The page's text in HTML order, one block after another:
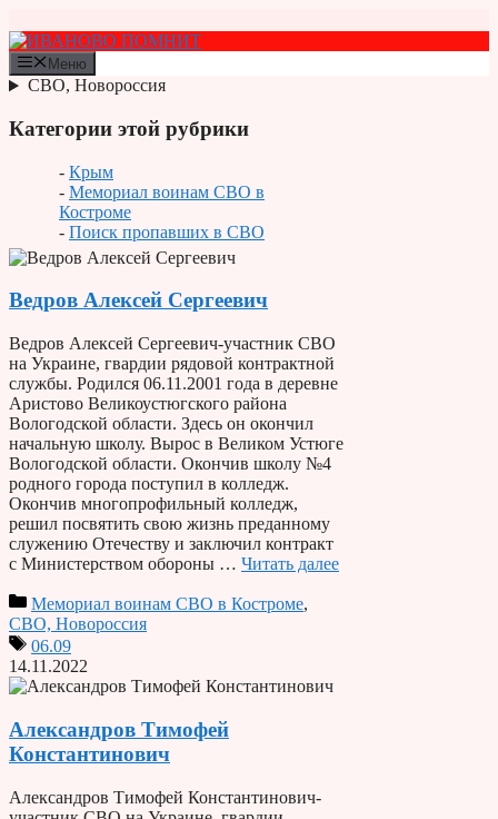
к
содержимому
Меню
СВО, Новороссия
Категории этой рубрики
- Крым
- Мемориал воинам СВО в
Костроме
- Поиск пропавших в СВО
Ведров Алексей Сергеевич
Ведров Алексей Сергеевич-участник СВО
на Украине, гвардии рядовой контрактной
службы. Родился 06.11.2001 года в деревне
Аристово Великоустюгского района
Вологодской области. Здесь он окончил
начальную школу. Вырос в Великом Устюге
Вологодской области. Окончив школу №4
родного города поступил в колледж.
Окончив многопрофильный колледж,
решил посвятить свою жизнь преданному
служению Отечеству и заключил контракт
с Министерством обороны … Читать далее
Мемориал воинам СВО в Костроме,
СВО, Новороссия
06.09
14.11.2022
Александров Тимофей
Константинович
Александров Тимофей Константинович-